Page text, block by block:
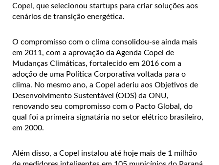
Copel, que selecionou startups para criar soluções aos
cenários de transição energética.
O compromisso com o clima consolidou-se ainda mais
em 2011, com a aprovação da Agenda Copel de
Mudanças Climáticas, fortalecido em 2016 com a
adoção de uma Política Corporativa voltada para o
clima. No mesmo ano, a Copel aderiu aos Objetivos de
Desenvolvimento Sustentável (ODS) da ONU,
renovando seu compromisso com o Pacto Global, do
qual foi a primeira signatária no setor elétrico brasileiro,
em 2000.
Além disso, a Copel instalou até hoje mais de 1 milhão